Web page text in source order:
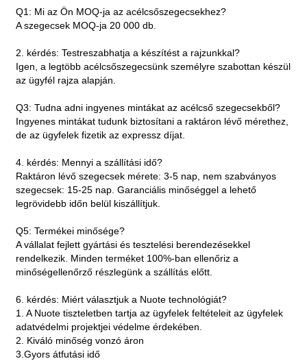
Q1: Mi az Ön MOQ-ja az acélcsőszegecsekhez?
A szegecsek MOQ-ja 20 000 db.
2. kérdés: Testreszabhatja a készítést a rajzunkkal?
Igen, a legtöbb acélcsőszegecsünk személyre szabottan készül
az ügyfél rajza alapján.
Q3: Tudna adni ingyenes mintákat az acélcső szegecsekből?
Ingyenes mintákat tudunk biztosítani a raktáron lévő mérethez,
de az ügyfelek fizetik az expressz díjat.
4. kérdés: Mennyi a szállítási idő?
Raktáron lévő szegecsek mérete: 3-5 nap, nem szabványos
szegecsek: 15-25 nap. Garanciális minőséggel a lehető
legrövidebb időn belül kiszállítjuk.
Q5: Termékei minősége?
A vállalat fejlett gyártási és tesztelési berendezésekkel
rendelkezik. Minden terméket 100%-ban ellenőriz a
minőségellenőrző részlegünk a szállítás előtt.
6. kérdés: Miért választjuk a Nuote technológiát?
1. A Nuote tiszteletben tartja az ügyfelek feltételeit az ügyfelek
adatvédelmi projektjei védelme érdekében.
2. Kiváló minőség vonzó áron
3.Gyors átfutási idő